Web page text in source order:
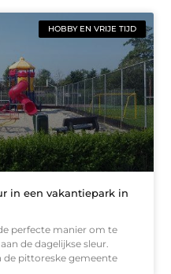
HOBBY EN VRIJE TIJD
in een vakantiepark in
perfecte manier om te
de dagelijkse sleur.
de pittoreske gemeente